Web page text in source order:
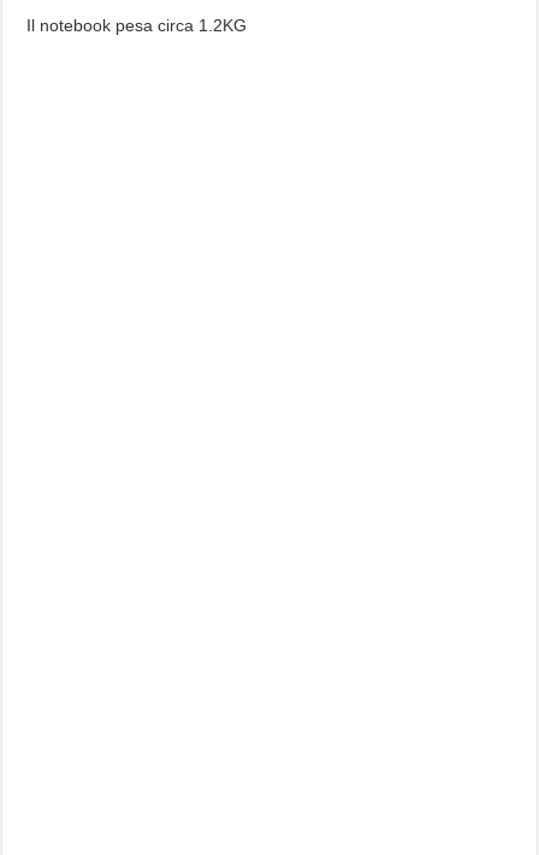
Il notebook pesa circa 1.2KG